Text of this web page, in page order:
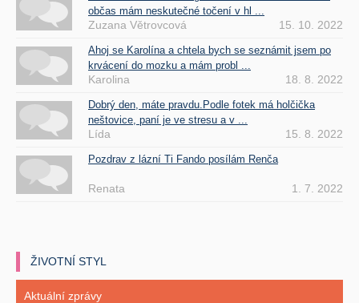
občas mám neskutečné točení v hl ...
Zuzana Větrovcová 15. 10. 2022
Ahoj se Karolína a chtela bych se seznámit jsem po
krvácení do mozku a mám probl ...
Karolina 18. 8. 2022
Dobrý den, máte pravdu.Podle fotek má holčička
neštovice, paní je ve stresu a v ...
Lída 15. 8. 2022
Pozdrav z lázní Ti Fando posílám Renča
Renata 1. 7. 2022
ŽIVOTNÍ STYL
Aktuální zprávy